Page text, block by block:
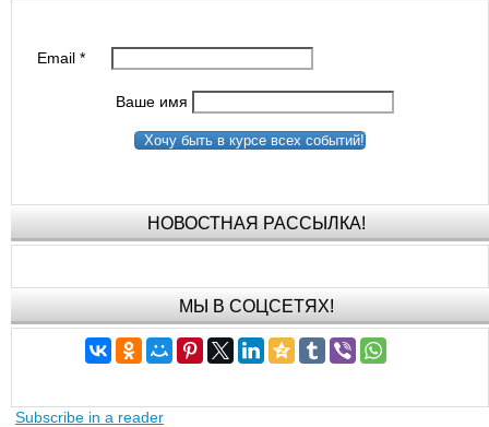
Email*
Ваше имя
Хочу быть в курсе всех событий!
НОВОСТНАЯ РАССЫЛКА!
МЫ В СОЦСЕТЯХ!
Subscribe in a reader